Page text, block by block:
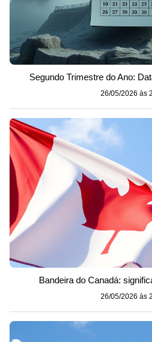
Segundo Trimestre do Ano:
26/05/2026 às
Bandeira do Canadá:
26/05/2026 às